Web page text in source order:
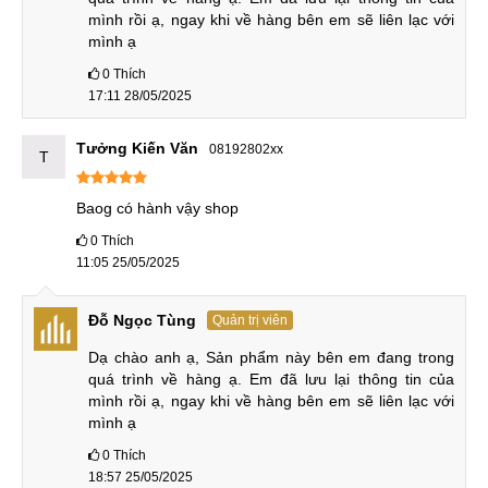
phiên bản gồm: 8-256GB, 12-256GB, 16-256GB và 16-
Realme GT Neo 6 SE có RAM 8-16GB; bộ nhớ trong 256-
Với chuẩn bộ nhớ cao nhất hiện nay, RAM LPDDR5X và bộ
xử lý, mở ứng dụng nhanh hơn bộ nhớ của bản tiền nhiệm
rất nhiều. Điều này giúp người dùng có trải nghiệm trong
So sánh Realme GT Neo 6 SE
Cùng so sánh Realme GT Neo 6 SE vs thế hệ tiền nhiệm và
người anh GT Neo 6 xem nó có điểm gì nổi bật hơn không
Realme GT Neo 6 SE vs Realme GT Neo 5 SE
mình rồi ạ, ngay khi về hàng bên em sẽ liên lạc với
mình ạ
0 Thích
17:11 28/05/2025
T Tưởng Kiến Văn 08192802xx
Baog có hành vậy shop
0 Thích
11:05 25/05/2025
Đỗ Ngọc Tùng Quản trị viên
Dạ chào anh ạ, Sản phẩm này bên em đang trong
quá trình về hàng ạ. Em đã lưu lại thông tin của
mình rồi ạ, ngay khi về hàng bên em sẽ liên lạc với
mình ạ
0 Thích
18:57 25/05/2025